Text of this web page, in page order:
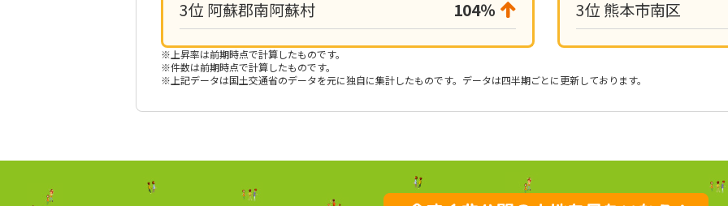
3位 阿蘇郡南阿蘇村
104％
3位 熊本市南区
※上昇率は前期時点で計算したものです。
※件数は前期時点で計算したものです。
※上記データは国土交通省のデータを元に独自に集計したものです。データは四半期ごとに更新しております。